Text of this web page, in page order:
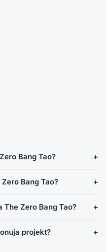
Bang Tao?
Bang Tao?
The Zero Bang Tao?
projekt?